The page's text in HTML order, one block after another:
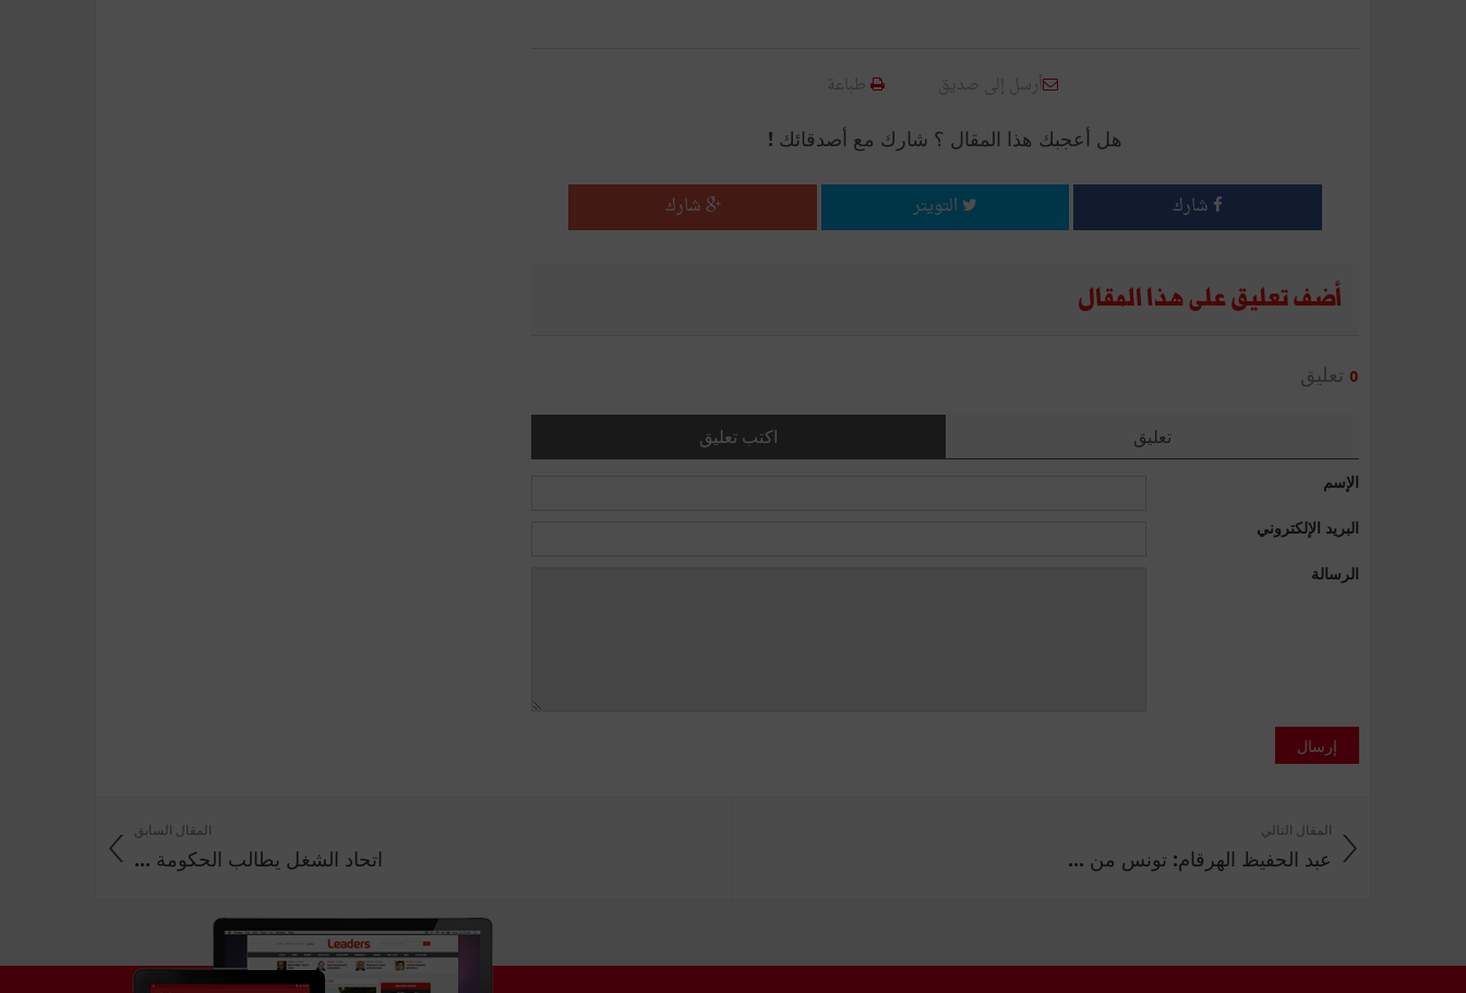
أرسل إلى صديق طباعة
هل أعجبك هذا المقال ؟ شارك مع أصدقائك !
شارك التويتر شارك
أضف تعليق على هذا المقال
0 تعليق
اكتب تعليق تعليق
الإسم
البريد الإلكتروني
الرسالة
إرسال
المقال السابق
اتحاد الشغل يطالب الحكومة ...
المقال التالي
عبد الحفيظ الهرقام: تونس من ...